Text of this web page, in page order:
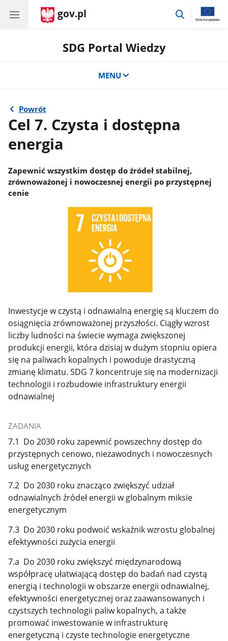
gov.pl
przejdź
SDG Portal Wiedzy
MENU
Powrót
Cel 7. Czysta i dostępna
energia
Zapewnić wszystkim dostęp do źródeł stabilnej,
zrównoważonej i nowoczesnej energii po przystępnej
cenie
Inwestycje w czystą i odnawialną energię są kluczem do
osiągnięcia zrównoważonej przyszłości. Ciągły wzrost
liczby ludności na świecie wymaga zwiększonej
produkcji energii, która dzisiaj w dużym stopniu opiera
się na paliwach kopalnych i powoduje drastyczną
zmianę klimatu. SDG 7 koncentruje się na modernizacji
technologii i rozbudowie infrastruktury energii
odnawialnej
ZADANIA
7.1 Do 2030 roku zapewnić powszechny dostęp do
przystępnych cenowo, niezawodnych i nowoczesnych
usług energetycznych
7.2 Do 2030 roku znacząco zwiększyć udział
odnawialnych źródeł energii w globalnym miksie
energetycznym
7.3 Do 2030 roku podwoić wskaźnik wzrostu globalnej
efektywności zużycia energii
7.a Do 2030 roku zwiększyć międzynarodową
współpracę ułatwiającą dostęp do badań nad czystą
energią i technologii w obszarze energii odnawialnej,
efektywności energetycznej oraz zaawansowanych i
czystszych technologii paliw kopalnych, a także
promować inwestowanie w infrastrukturę
energetyczną i czyste technologie energetyczne